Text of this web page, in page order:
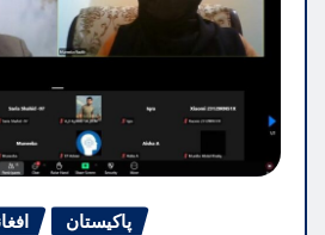
پاکیستان